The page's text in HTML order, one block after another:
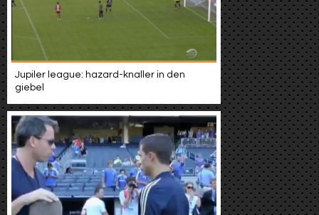
Jupiler league: hazard-knaller in den
giebel